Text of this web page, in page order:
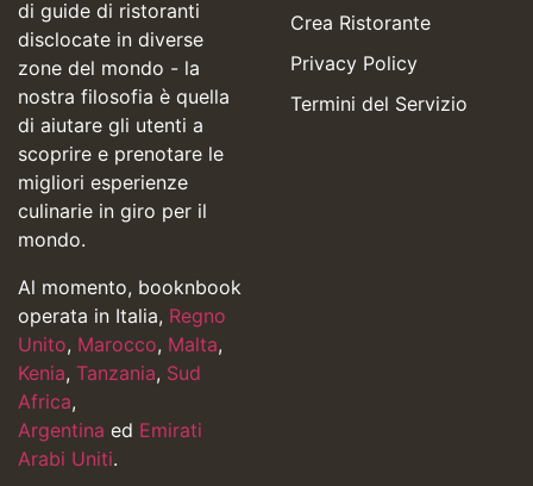
di guide di ristoranti
disclocate in diverse
zone del mondo - la
nostra filosofia è quella
di aiutare gli utenti a
scoprire e prenotare le
migliori esperienze
culinarie in giro per il
mondo.
Al momento, booknbook
operata in Italia, Regno
Unito, Marocco, Malta,
Kenia, Tanzania, Sud
Africa,
Argentina ed Emirati
Arabi Uniti.
Crea Ristorante
Privacy Policy
Termini del Servizio